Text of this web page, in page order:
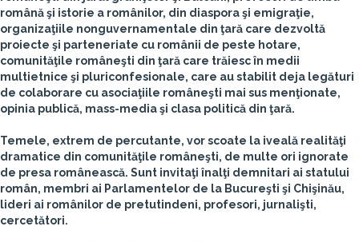
română şi istorie a românilor, din diaspora şi emigraţie,
organizaţiile nonguvernamentale din ţară care dezvoltă
proiecte şi parteneriate cu românii de peste hotare,
comunităţile româneşti din ţară care trăiesc în medii
multietnice şi pluriconfesionale, care au stabilit deja legături
de colaborare cu asociaţiile româneşti mai sus menţionate,
opinia publică, mass-media şi clasa politică din ţară.
Temele, extrem de percutante, vor scoate la iveală realităţi
dramatice din comunităţile româneşti, de multe ori ignorate
de presa românească. Sunt invitaţi înalţi demnitari ai statului
român, membri ai Parlamentelor de la Bucureşti şi Chişinău,
lideri ai românilor de pretutindeni, profesori, jurnalişti,
cercetători.